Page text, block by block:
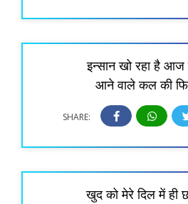
इन्सान खो रहा है
आने वाले कल की
SHARE:
खुद को मेरे दिल में ही